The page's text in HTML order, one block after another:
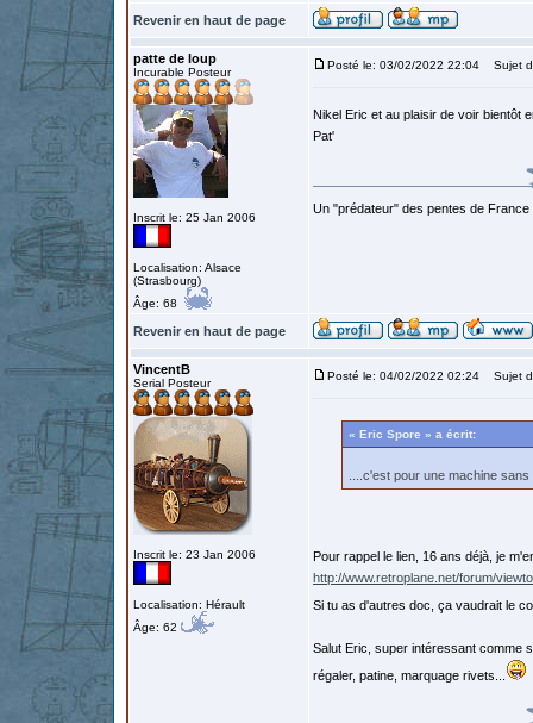
Revenir en haut de page
patte de loup
Incurable Posteur
Inscrit le: 25 Jan 2006
Localisation: Alsace
(Strasbourg)
Âge: 68
Posté le: 03/02/2022 22:04 Sujet
Nikel Eric et au plaisir de voir bientôt
Pat'
Un "prédateur" des pentes de
Revenir en haut de page
VincentB
Serial Posteur
Inscrit le: 23 Jan 2006
Localisation: Hérault
Âge: 62
Posté le: 04/02/2022 02:24 Sujet
« Eric Spore » a écrit:
....c'est pour une machine
Pour rappel le lien, 16 ans déjà, je
http://www.retroplane.net/forum/
Si tu as d'autres doc, ça vaudrait le
Salut Eric, super intéressant comme
régaler, patine, marquage rivets...